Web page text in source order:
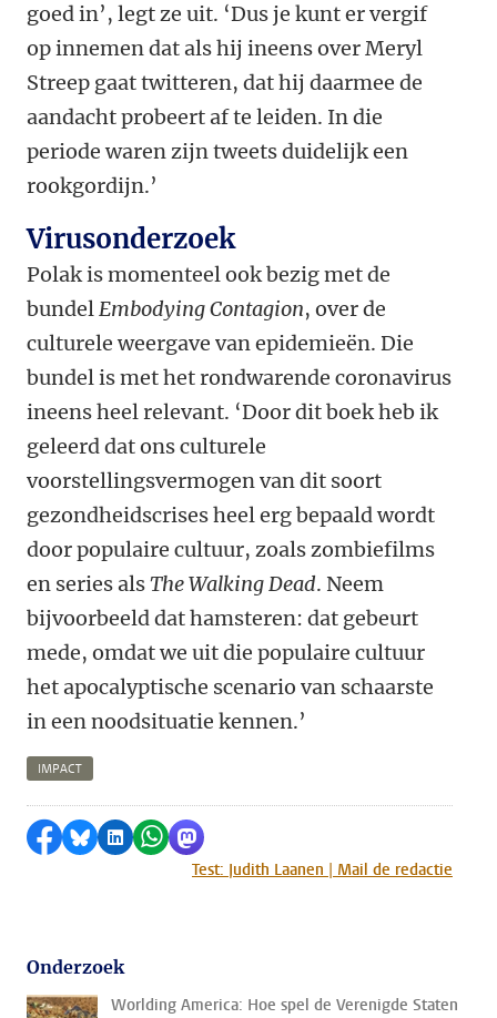
goed in’, legt ze uit. ‘Dus je kunt er vergif
op innemen dat als hij ineens over Meryl
Streep gaat twitteren, dat hij daarmee de
aandacht probeert af te leiden. In die
periode waren zijn tweets duidelijk een
rookgordijn.’
Virusonderzoek
Polak is momenteel ook bezig met de
bundelEmbodying Contagion, over de
culturele weergave van epidemieën. Die
bundel is met het rondwarende coronavirus
ineens heel relevant. ‘Door dit boek heb ik
geleerd dat ons culturele
voorstellingsvermogen van dit soort
gezondheidscrises heel erg bepaald wordt
door populaire cultuur, zoals zombiefilms
en series alsThe Walking Dead. Neem
bijvoorbeeld dat hamsteren: dat gebeurt
mede, omdat we uit die populaire cultuur
het apocalyptische scenario van schaarste
in een noodsituatie kennen.’
IMPACT
Delen op Facebook
Delen via Bluesky
Delen op LinkedIn
Delen via WhatsApp
Delen via Mastodon
Test: Judith Laanen | Mail de redactie
Onderzoek
Worlding America: Hoe spel de Verenigde Staten